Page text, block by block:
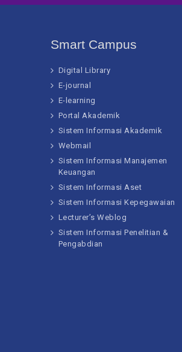
Smart Campus
Digital Library
E-journal
E-learning
Portal Akademik
Sistem Informasi Akademik
Webmail
Sistem Informasi Manajemen
Keuangan
Sistem Informasi Aset
Sistem Informasi Kepegawaian
Lecturer’s Weblog
Sistem Informasi Penelitian &
Pengabdian